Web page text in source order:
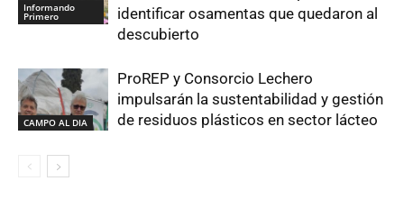
Informando
Primero
identificar osamentas que quedaron al
descubierto
CAMPO AL DIA
ProREP y Consorcio Lechero
impulsarán la sustentabilidad y gestión
de residuos plásticos en sector lácteo